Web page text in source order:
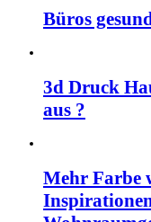
Büros
3d Druck
aus ?
Mehr Farbe